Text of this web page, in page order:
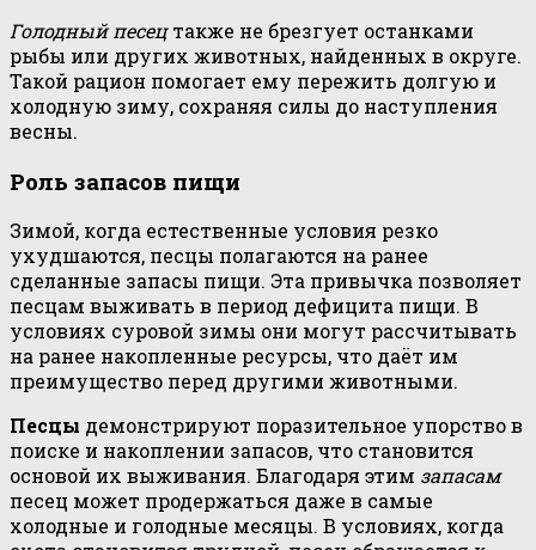
Голодный песецтакже не брезгует останками
рыбы или других животных, найденных в округе.
Такой рацион помогает ему пережить долгую и
холодную зиму, сохраняя силы до наступления
весны.
Роль запасов пищи
Зимой, когда естественные условия резко
ухудшаются, песцы полагаются на ранее
сделанные запасы пищи. Эта привычка позволяет
песцам выживать в период дефицита пищи. В
условиях суровой зимы они могут рассчитывать
на ранее накопленные ресурсы, что даёт им
преимущество перед другими животными.
Песцы демонстрируют поразительное упорство в
поиске и накоплении запасов, что становится
основой их выживания. Благодаря этим запасам
песец может продержаться даже в самые
холодные и голодные месяцы. В условиях, когда